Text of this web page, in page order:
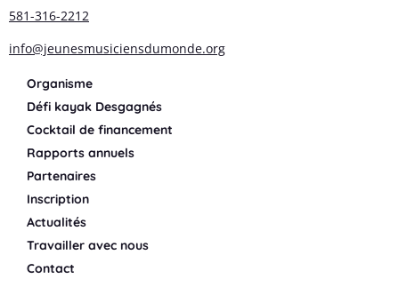
581-316-2212
info@jeunesmusiciensdumonde.org
Organisme
Défi kayak Desgagnés
Cocktail de financement
Rapports annuels
Partenaires
Inscription
Actualités
Travailler avec nous
Contact